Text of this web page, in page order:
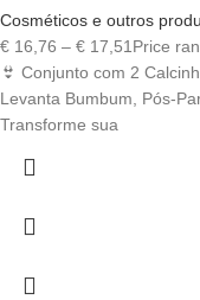
Cosméticos e outros
€ 16,76 – € 17,51 Price
👙 Conjunto com 2
Levanta Bumbum, Pós-
Transforme sua